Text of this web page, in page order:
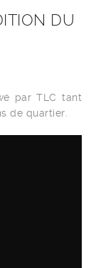
DU
par TLC tant
de quartier.